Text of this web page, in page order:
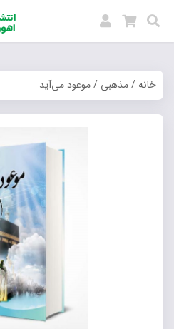
خانه/مذهبی / موعود می‌آید